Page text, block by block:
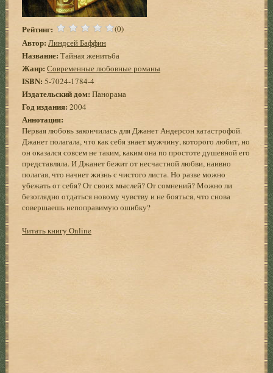
Рейтинг: (0)
Автор: Линдсей Баффин
Название: Тайная женитьба
Жанр: Современные любовные романы
ISBN: 5-7024-1784-4
Издательский дом: Панорама
Год издания:2004
Аннотация:
Первая любовь закончилась для Джанет Андерсон катастрофой.
Джанет полагала, что как себя знает мужчину, которого любит, но
он оказался совсем не таким, каким она по простоте душевной его
представляла. И Джанет бежит от несчастной любви, наивно
полагая, что начнет жизнь с чистого листа. Но разве можно
убежать от себя? От своих мыслей? От сомнений? Можно ли
безоглядно отдаться новому чувству и не бояться, что снова
совершаешь непоправимую ошибку?
Читать книгу Online